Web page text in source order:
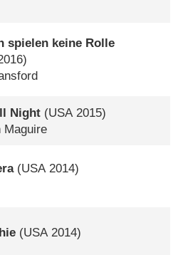
spielen keine Rolle
Night (USA 2015)
Maguire
(USA2014)
(USA 2014)